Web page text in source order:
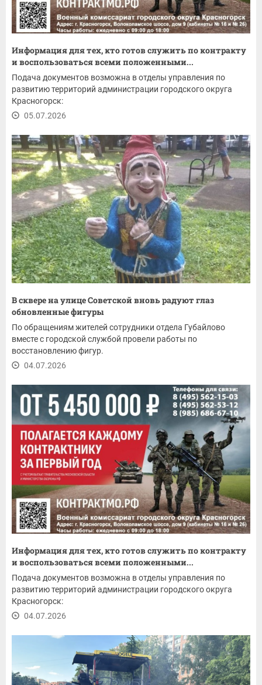
Информация для тех, кто готов служить по контракту
и воспользоваться всеми положенными...
Подача документов возможна в отделы управления по
развитию территорий администрации городского округа
Красногорск:
05.07.2026
В сквере на улице Советской вновь радуют глаз
обновленные фигуры
По обращениям жителей сотрудники отдела Губайлово
вместе с городской службой провели работы по
восстановлению фигур.
04.07.2026
Информация для тех, кто готов служить по контракту
и воспользоваться всеми положенными...
Подача документов возможна в отделы управления по
развитию территорий администрации городского округа
Красногорск:
04.07.2026